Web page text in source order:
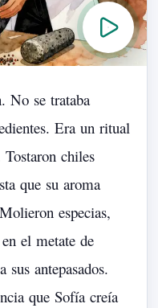
No se trataba
Era un ritual
Tostaron chiles
que su aroma
Molieron especias,
en el metate de
a sus antepasados.
que Sofía creía